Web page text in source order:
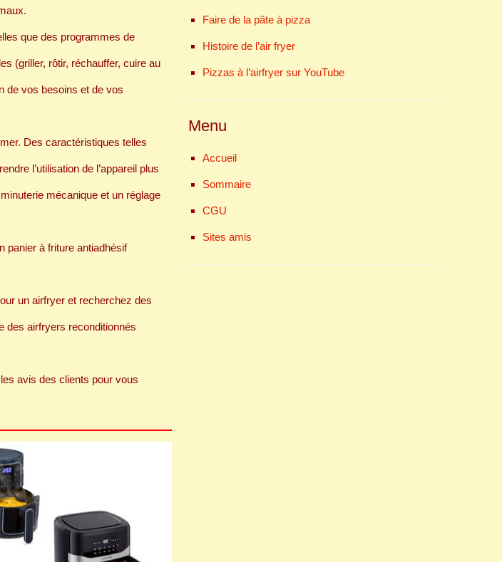
que des programmes de
(griller, rôtir, réchauffer, cuire au
de vos besoins et de vos
Des caractéristiques telles
l’utilisation de l’appareil plus
mécanique et un réglage
panier à friture antiadhésif
un airfryer et recherchez des
des airfryers reconditionnés
avis des clients pour vous
Faire de la pâte à pizza
Histoire de l’air fryer
Pizzas à l’airfryer sur YouTube
Menu
Accueil
Sommaire
CGU
Sites amis